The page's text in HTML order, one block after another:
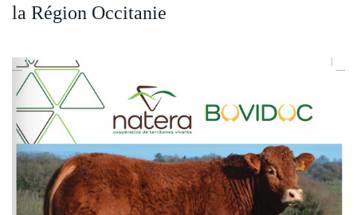
la Région Occitanie